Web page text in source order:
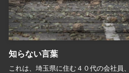
知らない言葉
これは、埼玉県に住む４０代の会社員